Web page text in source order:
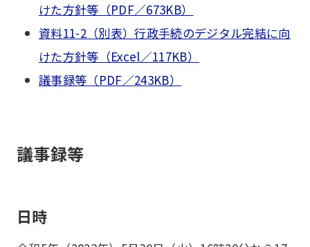
けた方針等（PDF／673KB）
資料11-2（別表）行政手続のデジタル完結に向
けた方針等（Excel／117KB）
議事録等（PDF／243KB）
議事録等
日時